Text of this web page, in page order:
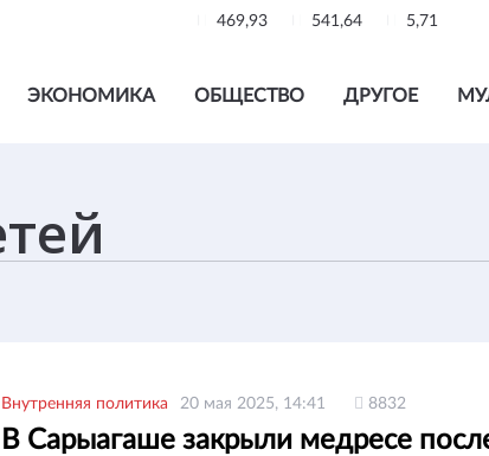
469,93 541,64 5,71
ЭКОНОМИКА ОБЩЕСТВО ДРУГОЕ
Внутренняя политика 20 мая 2025, 14:41 8832
В Сарыагаше закрыли медресе